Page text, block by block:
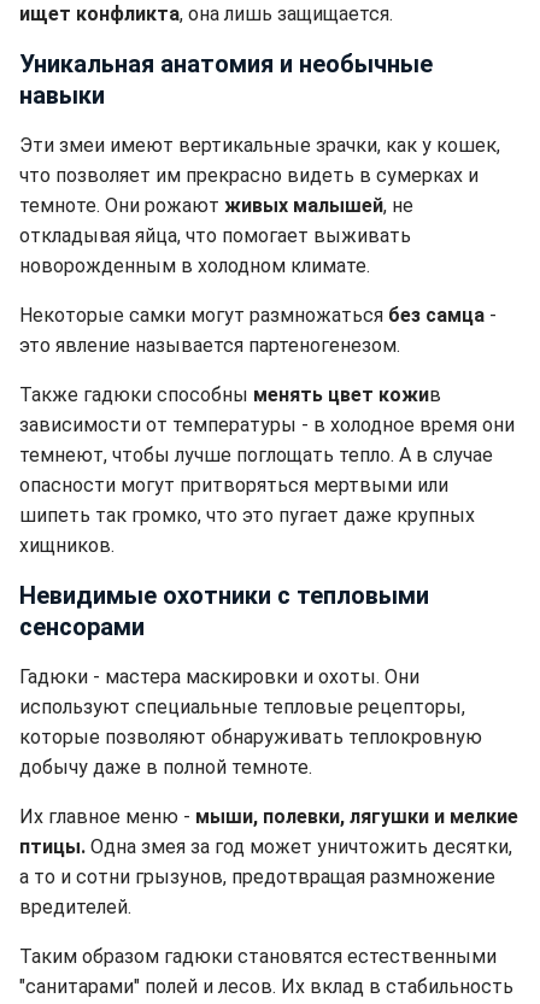
ищет конфликта, она лишь защищается.
Уникальная анатомия и необычные
навыки
Эти змеи имеют вертикальные зрачки, как у кошек,
что позволяет им прекрасно видеть в сумерках и
темноте. Они рожают живых малышей, не
откладывая яйца, что помогает выживать
новорожденным в холодном климате.
Некоторые самки могут размножаться без самца -
это явление называется партеногенезом.
Также гадюки способны менять цвет кожив
зависимости от температуры - в холодное время они
темнеют, чтобы лучше поглощать тепло. А в случае
опасности могут притворяться мертвыми или
шипеть так громко, что это пугает даже крупных
хищников.
Невидимые охотники с тепловыми
сенсорами
Гадюки - мастера маскировки и охоты. Они
используют специальные тепловые рецепторы,
которые позволяют обнаруживать теплокровную
добычу даже в полной темноте.
Их главное меню - мыши, полевки, лягушки и мелкие
птицы. Одна змея за год может уничтожить десятки,
а то и сотни грызунов, предотвращая размножение
вредителей.
Таким образом гадюки становятся естественными
"санитарами" полей и лесов. Их вклад в стабильность